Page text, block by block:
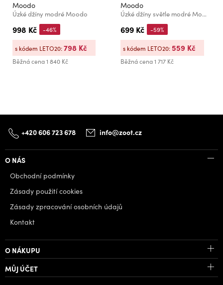
Moodo
Úzké džíny modré Moodo
998 Kč
Běžná cena1 840 Kč
-46%
s kódem LETO20:798 Kč
Moodo
Úzké džíny světle modré Moodo
699 Kč
Běžná cena1 717 Kč
-59%
s kódem LETO20:559 Kč
+420 606 723 678 info@zoot.cz
O NÁS
Obchodní podmínky
Zásady použití cookies
Zásady zpracování osobních údajů
Kontakt
O NÁKUPU
MŮJ ÚČET